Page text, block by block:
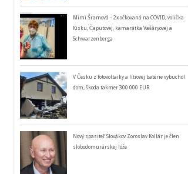
Mimi Šramová – 2x očkovaná na COVID, volička
Kisku, Čaputovej, kamarátka Vašáryovej a
Schwarzenberga
V Česku z fotovoltaiky a lítiovej batérie vybuchol
dom, škoda takmer 300 000 EUR
Nový spasiteľ Slovákov Zoroslav Kollár je člen
slobodomurárskej lóže